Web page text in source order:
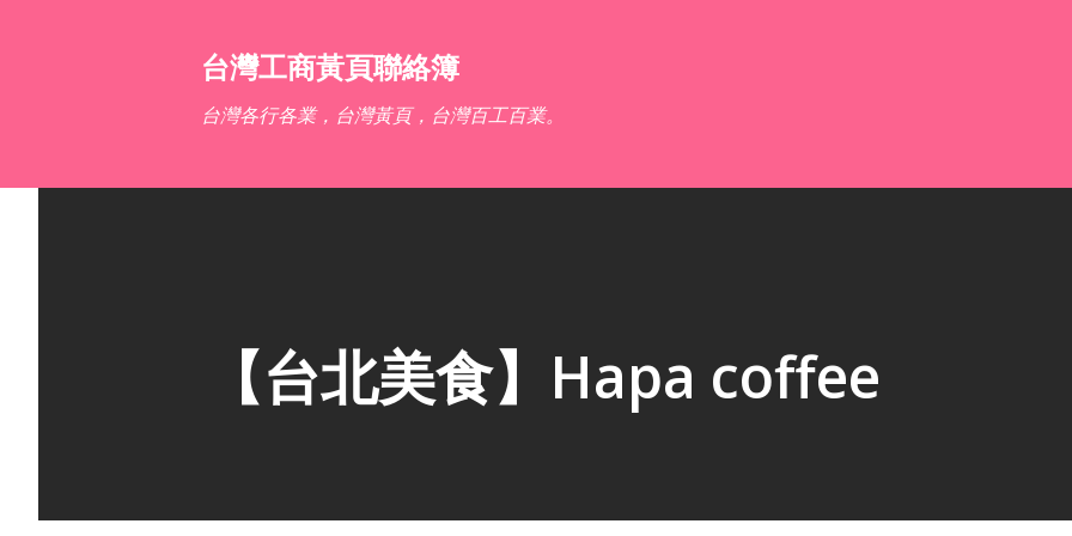
台灣工商黃頁聯絡簿
台灣各行各業，台灣黃頁，台灣百工百業。
【台北美食】Hapa coffee